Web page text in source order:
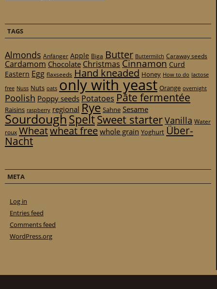
TAGS
Almonds Anfänger Apple Biga Butter Buttermilch Caraway seeds
Cardamom Chocolate Christmas Cinnamon Curd
Eastern Egg flaxseeds Hand kneaded Honey How to do lactose
free Nuss Nuts oats only with yeast Orange overnight
Poolish Poppy seeds Potatoes Pâte fermentée
Raisins raspberry regional Rye Sahne Sesame
SourdoughSpeltSweet starterVanilla Water
roux Wheatwheat freewhole grain Yoghurt Über-
Nacht
META
Log in
Entries feed
Comments feed
WordPress.org